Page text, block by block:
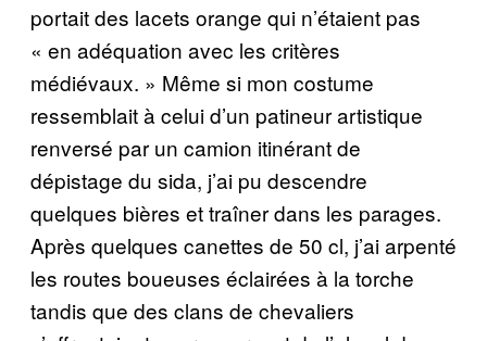
portait des lacets orange qui n’étaient pas
« en adéquation avec les critères
médiévaux. » Même si mon costume
ressemblait à celui d’un patineur artistique
renversé par un camion itinérant de
dépistage du sida, j’ai pu descendre
quelques bières et traîner dans les parages.
Après quelques canettes de 50 cl, j’ai arpenté
les routes boueuses éclairées à la torche
tandis que des clans de chevaliers